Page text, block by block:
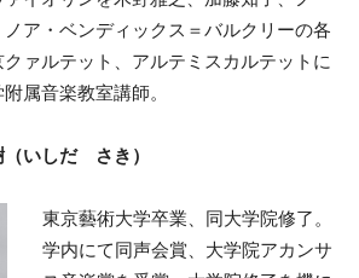
ア・ベンディックス＝バルクリーの各
ァルテット、アルテミスカルテットに
属音楽教室講師。
いしだ さき）
東京藝術大学卒業、同大学院修了。
学内にて同声会賞、大学院アカンサ